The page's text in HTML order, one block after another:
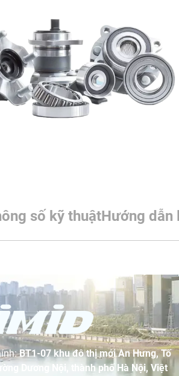
số kỹ thuậtHướng dẫn
BT1-07 khu đô thị mới An Hưng, Tố
Dương Nội, thành phố Hà Nội, Việt